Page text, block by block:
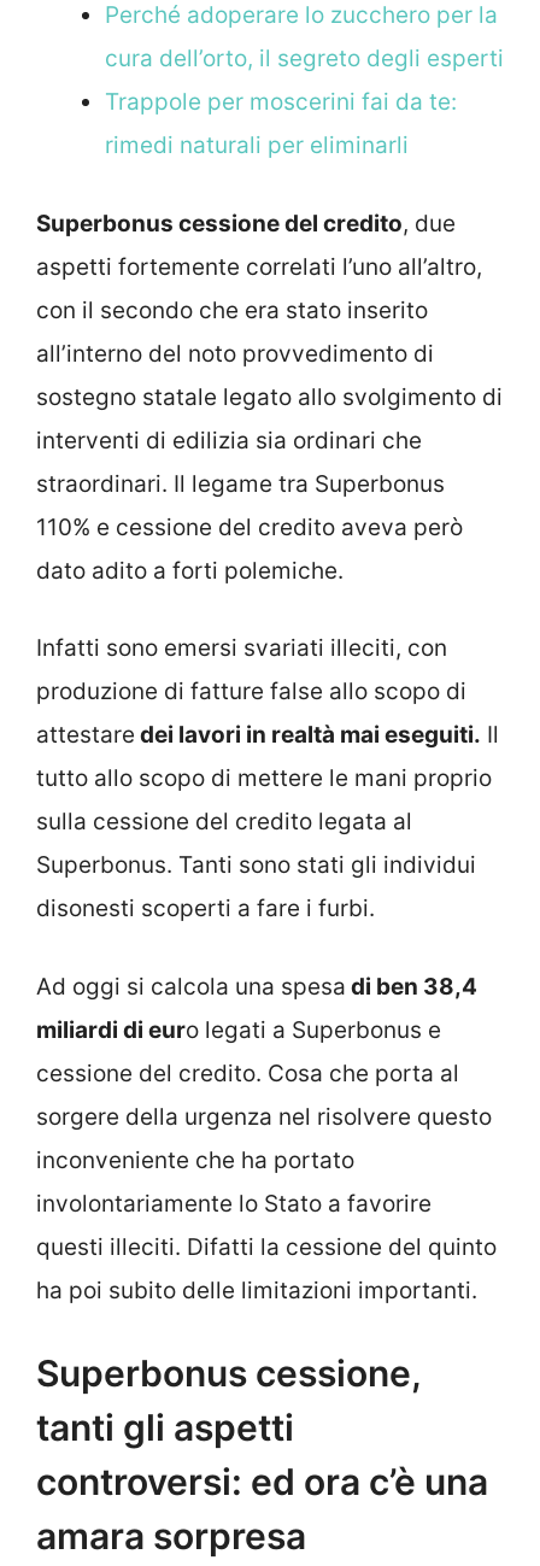
Perché adoperare lo zucchero per la
cura dell’orto, il segreto degli esperti
Trappole per moscerini fai da te:
rimedi naturali per eliminarli
Superbonus cessione del credito, due
aspetti fortemente correlati l’uno all’altro,
con il secondo che era stato inserito
all’interno del noto provvedimento di
sostegno statale legato allo svolgimento di
interventi di edilizia sia ordinari che
straordinari. Il legame tra Superbonus
110% e cessione del credito aveva però
dato adito a forti polemiche.
Infatti sono emersi svariati illeciti, con
produzione di fatture false allo scopo di
attestare dei lavori in realtà mai eseguiti. Il
tutto allo scopo di mettere le mani proprio
sulla cessione del credito legata al
Superbonus. Tanti sono stati gli individui
disonesti scoperti a fare i furbi.
Ad oggi si calcola una spesa di ben 38,4
miliardi di euro legati a Superbonus e
cessione del credito. Cosa che porta al
sorgere della urgenza nel risolvere questo
inconveniente che ha portato
involontariamente lo Stato a favorire
questi illeciti. Difatti la cessione del quinto
ha poi subito delle limitazioni importanti.
Superbonus cessione,
tanti gli aspetti
controversi: ed ora c’è una
amara sorpresa